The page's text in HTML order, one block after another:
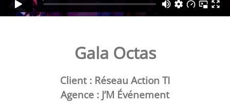
Gala Octas
Client : Réseau Action TI
Agence : J’M Événement